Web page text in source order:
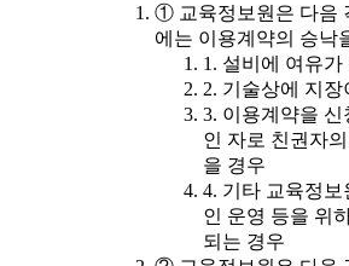
① 교육정보원은 다음
에는 이용계약의 승낙
1. 설비에 여유가
2. 기술상에 지장
3. 이용계약을
인 자로 친권자
을 경우
4. 기타 교육정
인 운영 등을 위
되는 경우